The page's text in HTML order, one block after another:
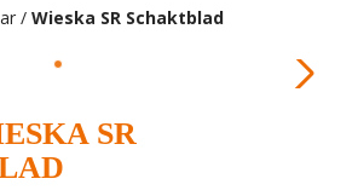
/ Wieska SR Schaktblad
SR